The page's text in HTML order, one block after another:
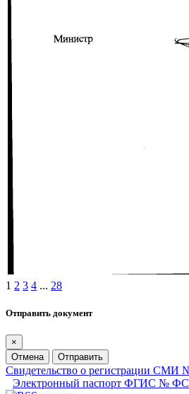
1 2 3 4 ... 28
Отправить документ
×
Отмена
Отправить
Свидетельство о регистрации СМИ
Электронный паспорт ФГИС №